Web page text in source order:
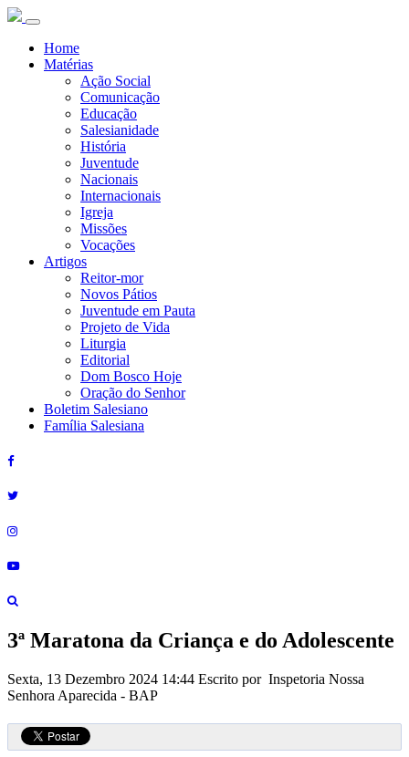
Home
Matérias
Ação Social
Comunicação
Educação
Salesianidade
História
Juventude
Nacionais
Internacionais
Igreja
Missões
Vocações
Artigos
Reitor-mor
Novos Pátios
Juventude em Pauta
Projeto de Vida
Liturgia
Editorial
Dom Bosco Hoje
Oração do Senhor
Boletim Salesiano
Família Salesiana
3ª Maratona da Criança e do Adolescente
Sexta, 13 Dezembro 2024 14:44 Escrito por Inspetoria Nossa
Senhora Aparecida - BAP